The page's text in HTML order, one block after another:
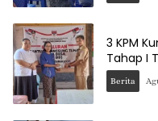
3 KPM
Tahap I
Berita